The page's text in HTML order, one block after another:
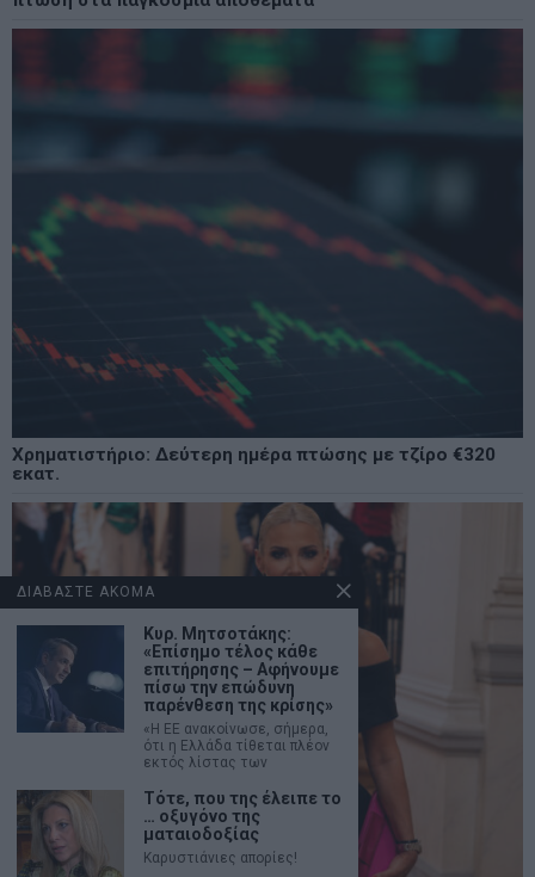
Χρηματιστήριο: Δεύτερη ημέρα πτώσης με τζίρο €320
εκατ.
ΔΙΑΒΑΣΤΕ ΑΚΟΜΑ
Κυρ. Μητσοτάκης:
«Επίσημο τέλος κάθε
επιτήρησης – Αφήνουμε
πίσω την επώδυνη
παρένθεση της κρίσης»
«Η EE ανακοίνωσε, σήμερα,
ότι η Ελλάδα τίθεται πλέον
εκτός λίστας των
Τότε, που της έλειπε το
… οξυγόνο της
ματαιοδοξίας
Καρυστιάνιες απορίες!